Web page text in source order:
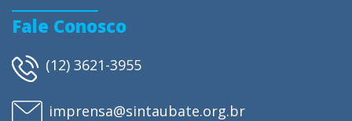
Fale Conosco
(12) 3621-3955
imprensa@sintaubate.org.br